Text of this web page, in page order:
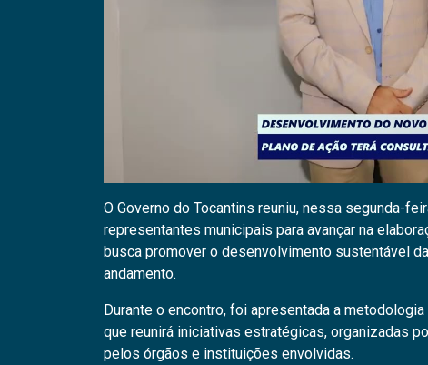
O Governo do Tocantins reuniu, nessa segunda-
representantes municipais para avançar na
busca promover o desenvolvimento sustentável
andamento.
Durante o encontro, foi apresentada a
que reunirá iniciativas estratégicas, organizadas
pelos órgãos e instituições envolvidas.